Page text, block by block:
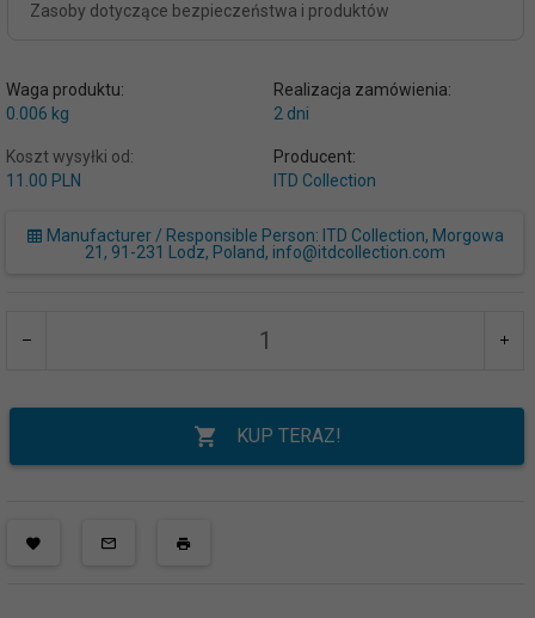
Zasoby dotyczące bezpieczeństwa i produktów
Waga produktu:
0.006 kg
Realizacja zamówienia:
2 dni
Koszt wysyłki od:
11.00 PLN
Producent:
ITD Collection
Manufacturer / Responsible Person: ITD Collection, Morgowa
21, 91-231 Lodz, Poland, info@itdcollection.com
KUP TERAZ!